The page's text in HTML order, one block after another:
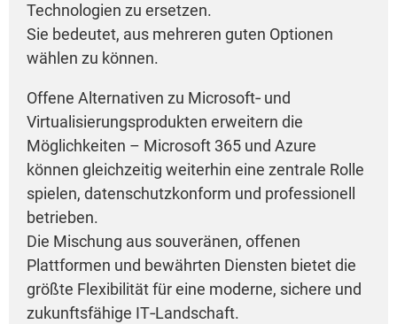
Technologien zu ersetzen.
Sie bedeutet, aus mehreren guten Optionen
wählen zu können.
Offene Alternativen zu Microsoft‑ und
Virtualisierungsprodukten erweitern die
Möglichkeiten – Microsoft 365 und Azure
können gleichzeitig weiterhin eine zentrale Rolle
spielen, datenschutzkonform und professionell
betrieben.
Die Mischung aus souveränen, offenen
Plattformen und bewährten Diensten bietet die
größte Flexibilität für eine moderne, sichere und
zukunftsfähige IT‑Landschaft.